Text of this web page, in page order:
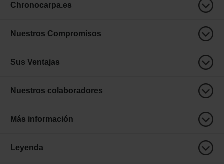
Chronocarpa.es
Nuestros Compromisos
Sus Ventajas
Nuestros colaboradores
Más información
Leyenda